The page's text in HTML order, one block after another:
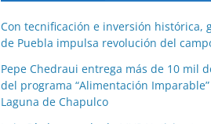
Con tecnificación e inversión histórica,
de Puebla impulsa revolución del
Pepe Chedraui entrega más de 10 mil
del programa “Alimentación
Laguna de Chapulco